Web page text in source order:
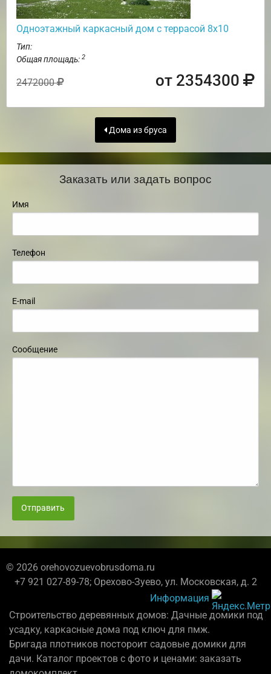
Одноэтажный каркасный дом с террасой 8х10
Тип:
Общая площадь: 2
2472000 от 2354300
Дома из бруса
Заказать или задать вопрос
Имя
Телефон
E-mail
Сообщение
Отправить
© 2026 orehovozuevobrusdoma.ru
+7 921 027-89-78; Орехово-Зуево, ул. Московская, д. 2
Информация
Строительство деревянных домов: Дачные домики под
усадку, каркасные дома под ключ для пмж.
Бригада плотников постороит садовые домики для
дачи. Каталог проектов с фото и ценами: заказать